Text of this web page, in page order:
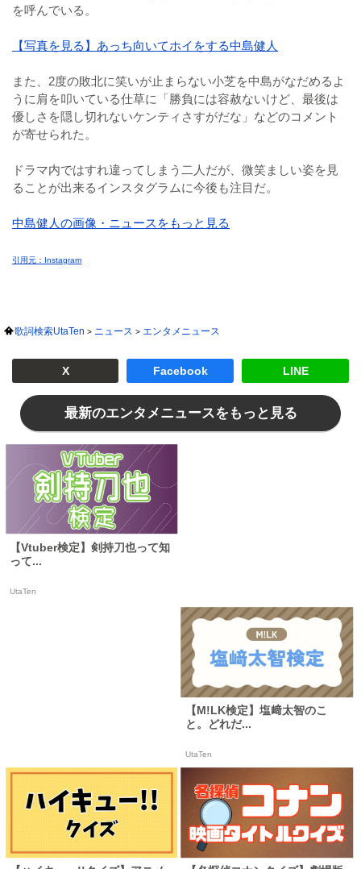
を呼んでいる。
【写真を見る】あっち向いてホイをする中島健人
また、2度の敗北に笑いが止まらない小芝を中島がなだめるよ
うに肩を叩いている仕草に「勝負には容赦ないけど、最後は
優しさを隠し切れないケンティさすがだな」などのコメント
が寄せられた。
ドラマ内ではすれ違ってしまう二人だが、微笑ましい姿を見
ることが出来るインスタグラムに今後も注目だ。
中島健人の画像・ニュースをもっと見る
引用元：Instagram
歌詞検索UtaTen ニュース エンタメニュース
X Facebook LINE
最新のエンタメニュースをもっと見る
【Vtuber検定】剣持刀也って知
って...
UtaTen
【M!LK検定】塩﨑太智のこ
と。どれだ...
UtaTen